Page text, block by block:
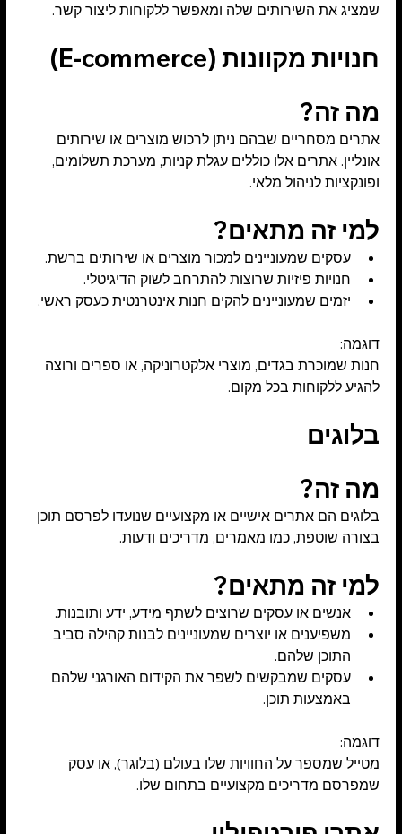
שמציג את השירותים שלה ומאפשר ללקוחות ליצור קשר.
חנויות מקוונות (E-commerce)
מה זה?
אתרים מסחריים שבהם ניתן לרכוש מוצרים או שירותים
אונליין. אתרים אלו כוללים עגלת קניות, מערכת תשלומים,
ופונקציות לניהול מלאי.
למי זה מתאים?
עסקים שמעוניינים למכור מוצרים או שירותים ברשת.
חנויות פיזיות שרוצות להתרחב לשוק הדיגיטלי.
יזמים שמעוניינים להקים חנות אינטרנטית כעסק ראשי.
דוגמה:
חנות שמוכרת בגדים, מוצרי אלקטרוניקה, או ספרים ורוצה
להגיע ללקוחות בכל מקום.
בלוגים
מה זה?
בלוגים הם אתרים אישיים או מקצועיים שנועדו לפרסם תוכן
בצורה שוטפת, כמו מאמרים, מדריכים ודעות.
למי זה מתאים?
אנשים או עסקים שרוצים לשתף מידע, ידע ותובנות.
משפיענים או יוצרים שמעוניינים לבנות קהילה סביב
התוכן שלהם.
עסקים שמבקשים לשפר את הקידום האורגני שלהם
באמצעות תוכן.
דוגמה:
מטייל שמספר על החוויות שלו בעולם (בלוגר), או עסק
שמפרסם מדריכים מקצועיים בתחום שלו.